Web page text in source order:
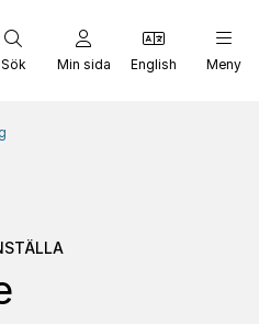
Sök Min sida English Meny
– Du vill